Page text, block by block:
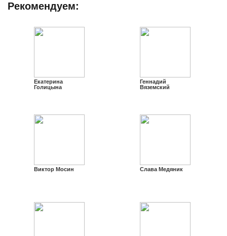
Рекомендуем:
Екатерина
Голицына
Геннадий
Вяземский
Виктор Мосин Слава Медяник